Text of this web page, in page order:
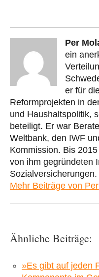
Per
ein
er für
Reformprojekten in
und Haushaltspolitik,
beteiligt. Er war
Weltbank, den IWF
Kommission. Bis
von ihm gegründeten
Sozialversicherungen.
Mehr Beiträge von
Ähnliche Beiträge:
»Es gibt auf jeden